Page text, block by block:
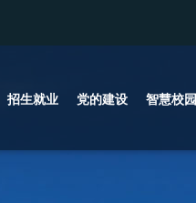
招生就业 党的建设 智慧校园